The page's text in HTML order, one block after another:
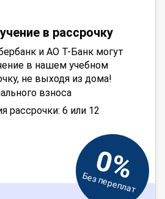
в рассрочку
и АО Т-Банк могут
в нашем учебном
не выходя из дома!
взноса
рассрочки: 6 или 12
0%
Без переплат